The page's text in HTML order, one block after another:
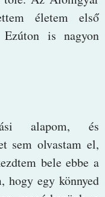
életem első
is nagyon
alapom, és
sem olvastam el,
bele ebbe a
hogy egy könnyed